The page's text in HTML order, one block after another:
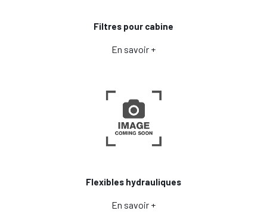
Filtres pour cabine
En savoir +
Flexibles hydrauliques
En savoir +